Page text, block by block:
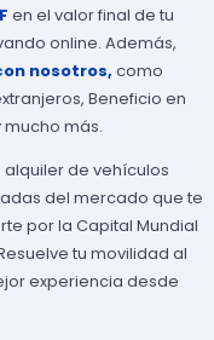
en el valor final de tu
online. Además,
nosotros, como
Beneficio en
mucho más.
alquiler de vehículos
del mercado que te
por la Capital Mundial
tu movilidad al
experiencia desde